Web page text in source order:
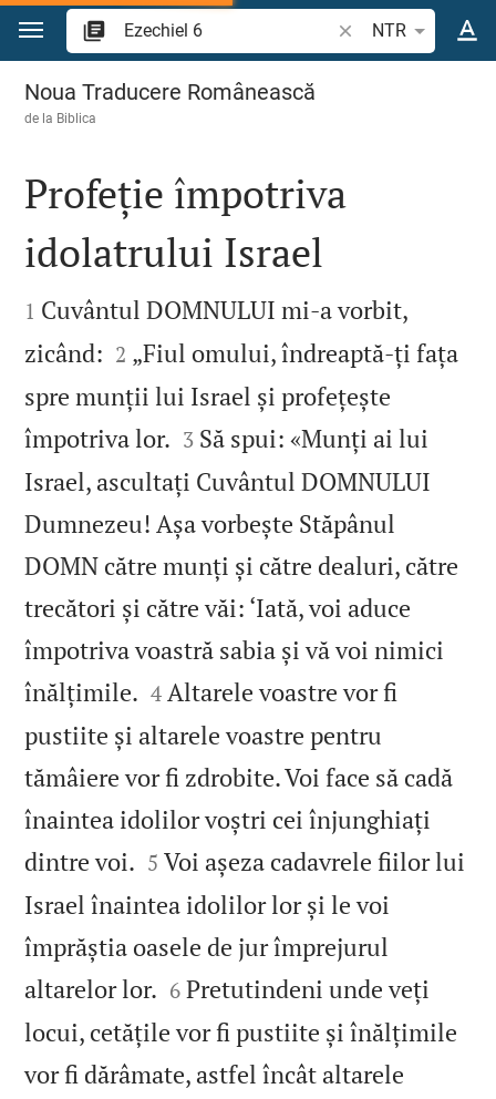
Sari la conținut
Căutați un verset
NTR
Ezechiel 6
Noua Traducere Românească
de la Biblica

Profeție împotriva
idolatrului Israel

1 Cuvântul DOMNULUI mi‑a vorbit,
zicând: 

2 „Fiul omului, îndreaptă‑ți fața
spre munții lui Israel și profețește
împotriva lor. 

3 Să spui: «Munți ai lui
Israel, ascultați Cuvântul DOMNULUI
Dumnezeu! Așa vorbește Stăpânul
DOMN către munți și către dealuri, către
trecători și către văi: ‘Iată, voi aduce
împotriva voastră sabia și vă voi nimici
înălțimile. 

4 Altarele voastre vor fi
pustiite și altarele voastre pentru
tămâiere vor fi zdrobite. Voi face să cadă
înaintea idolilor voștri cei înjunghiați
dintre voi. 

5 Voi așeza cadavrele fiilor lui
Israel înaintea idolilor lor și le voi
împrăștia oasele de jur împrejurul
altarelor lor. 

6 Pretutindeni unde veți
locui, cetățile vor fi pustiite și înălțimile
vor fi dărâmate, astfel încât altarele